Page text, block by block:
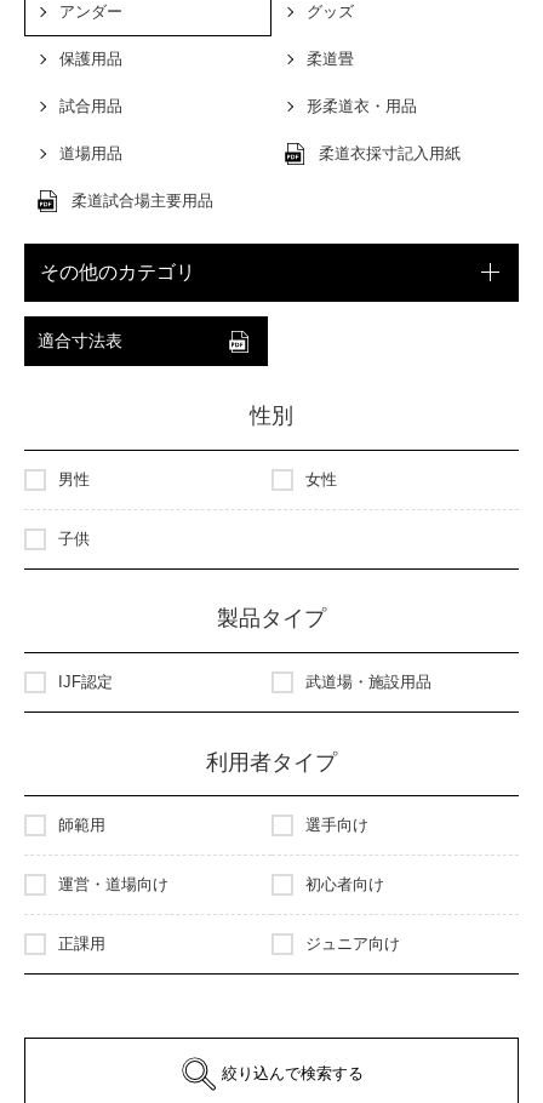
アンダー グッズ
保護用品 柔道畳
試合用品 形柔道衣・用品
道場用品 柔道衣採寸記入用紙
柔道試合場主要用品
その他のカテゴリ
適合寸法表
性別
男性 女性
子供
製品タイプ
IJF認定 武道場・施設用品
利用者タイプ
師範用 選手向け
運営・道場向け 初心者向け
正課用 ジュニア向け
絞り込んで検索する